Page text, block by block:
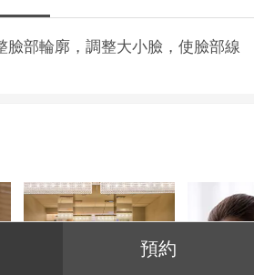
臉部輪廓，調整大小臉，使臉部線
預約